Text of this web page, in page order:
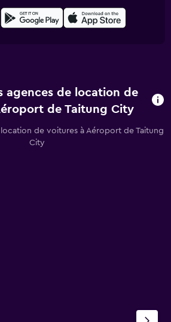
agences de location de
de Taitung City
de voitures à Aéroport de Taitung
City